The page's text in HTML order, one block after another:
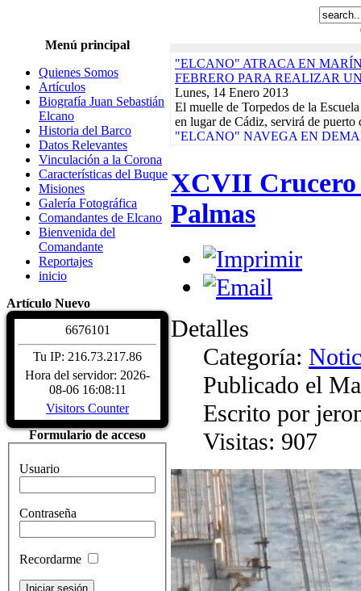
Menú principal
Quienes Somos
Artículos
Biografía Juan Sebastián
Elcano
Historia del Barco
Datos Relevantes
Vinculación a la Corona
Características del Buque
Misiones
Galería Fotográfica
Comandantes de Elcano
Bienvenida del
Comandante
Reportajes
inicio
Artículo Nuevo
6676101
Tu IP: 216.73.217.86
Hora del servidor: 2026-
08-06 16:08:11
Visitors Counter
Formulario de acceso
Usuario
Contraseña
Recordarme
"ELCANO" ATRACA EN
FEBRERO PARA REALIZAR
Lunes, 14 Enero 2013
El muelle de Torpedos de la
en lugar de Cádiz, servirá de puerto
"ELCANO" NAVEGA EN
El buque-escuela de la Armada
de su base del Arsenal de La
Actividades de la Asociación.
Martes, 10 Enero 2012
DAMNIFICADOS
CALENDARIO DE
Biografía Juan
Sábado, 04 Diciembre
1476. De profesión comerciante,
Características del
Sábado, 04 Diciembre
CARACTERÍSTICAS - Buque
DATOS HISTÓRICOS.
Read More...
XCVII Crucero
Palmas
Detalles
Categoría:
Publicado el
Escrito por
Visitas: 907